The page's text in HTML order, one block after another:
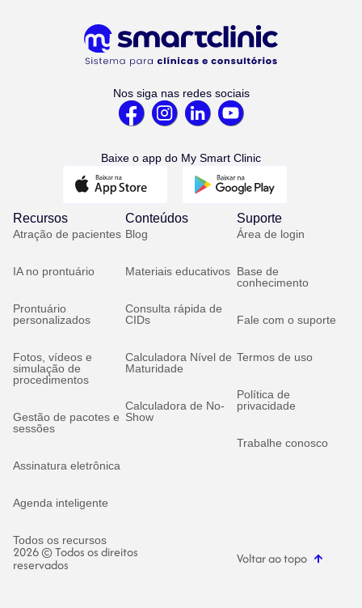
Nos siga nas redes sociais
Baixe o app do My Smart Clinic
Recursos
Atração de pacientes
IA no prontuário
Prontuário
personalizados
Fotos, vídeos e
simulação de
procedimentos
Gestão de pacotes e
sessões
Assinatura eletrônica
Agenda inteligente
Todos os recursos
Conteúdos
Blog
Materiais educativos
Consulta rápida de
CIDs
Calculadora Nível de
Maturidade
Calculadora de No-
Show
Suporte
Área de login
Base de
conhecimento
Fale com o suporte
Termos de uso
Política de
privacidade
Trabalhe conosco
2026 © Todos os direitos
reservados Voltar ao topo